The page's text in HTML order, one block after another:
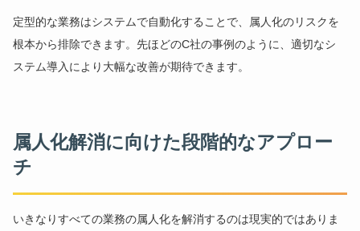
定型的な業務はシステムで自動化することで、属人化のリスクを
根本から排除できます。先ほどのC社の事例のように、適切なシ
ステム導入により大幅な改善が期待できます。
属人化解消に向けた段階的なアプロー
チ
いきなりすべての業務の属人化を解消するのは現実的ではありま